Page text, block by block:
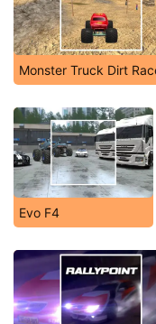
Monster Truck Dirt
Evo F4